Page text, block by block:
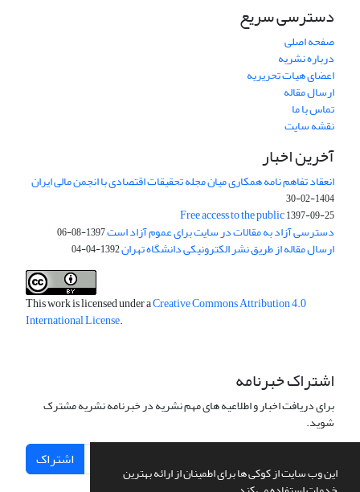
این وب سایت از کوکی ها برای اطمینان از ارائه بهترین
دسترسی سریع
صفحه اصلی
درباره نشریه
اعضای هیات تحریریه
ارسال مقاله
تماس با ما
نقشه سایت
آخرین اخبار
انعقاد تفاهم نامه همکاری میان مجله تحقیقات اقتصادی با انجمن مالی ایران
1404-02-30
Free access to the public1397-09-25
دسترسی آزاد به مقالات در سایت برای عموم آزاد است1397-08-06
ارسال مقاله از طریق نشر الکترونیکی دانشگاه تهران1392-04-04
This work is licensed under aCreative Commons Attribution 4.0
International License.
اشتراک خبرنامه
برای دریافت اخبار و اطلاعیه های مهم نشریه در خبرنامه نشریه مشترک
شوید.
اشتراک